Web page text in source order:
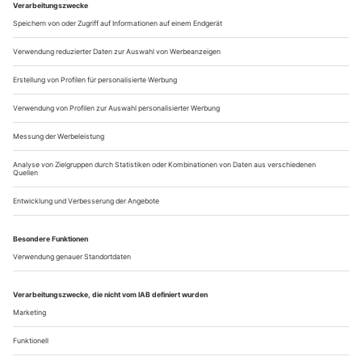
Septemberabend des Jahres 1998 heraufzubeschwören, als
sich im Haus am Ring der Vorhang zu Georges Bizets
«Carmen» hob, in einer...
Nächstes Jahr in Bad Segeberg
Die «Oper im Steinbruch» im burgenländischen Sankt Margarethen
möchte in die Pop-Liga der Open-Air-Events und zeigt Wagners
«Fliegenden Holländer» als «Fantasy-Liebesdrama». Kann das gut
gehen?
Sie haben wahrhaftig einen Leuchtturm oben auf die Klippe
gesetzt. Und daneben hat die Bühnenbildnerin Momme
Hinrichs eine ganze Reihe von Fischerhäuschen gebaut, ein
Kirchlein auch, augenzwinkernd ein wenig
perspektivenverschoben. Hier könnte man ein Küstendrama
wie «Peter Grimes» spielen, aber natürlich auch Wagners
«Fliegenden Holländer», und die monumentale...